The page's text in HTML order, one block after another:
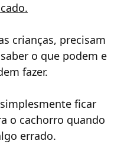
crianças, precisam
o que podem e
fazer.
ficar
o cachorro quando
errado.